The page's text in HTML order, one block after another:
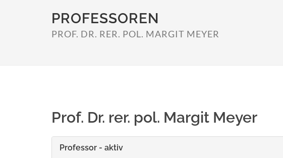
PROFESSOREN
PROF. DR. RER. POL. MARGIT MEYER
Prof. Dr. rer. pol. Margit Meyer
Professor - aktiv